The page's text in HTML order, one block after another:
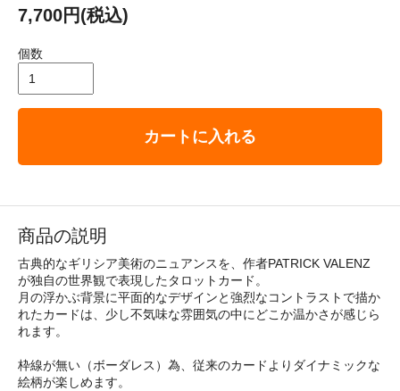
7,700円(税込)
個数
カートに入れる
商品の説明
古典的なギリシア美術のニュアンスを、作者PATRICK VALENZ
が独自の世界観で表現したタロットカード。
月の浮かぶ背景に平面的なデザインと強烈なコントラストで描か
れたカードは、少し不気味な雰囲気の中にどこか温かさが感じら
れます。
枠線が無い（ボーダレス）為、従来のカードよりダイナミックな
絵柄が楽しめます。